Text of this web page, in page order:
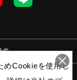
件
めCookieを使用し